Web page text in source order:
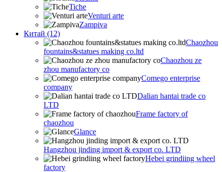
Tiche
Venturi arte
Zampiva
Китай (12)
Chaozhou
fountains&statues making co.ltd
Chaozhou ze
zhou manufactory co
Comego enterprise
company
Dalian hantai trade co
LTD
Frame factory of
chaozhou
Glance
Hangzhou jinding import & export co. LTD
Hebei grindiing wheel
factory